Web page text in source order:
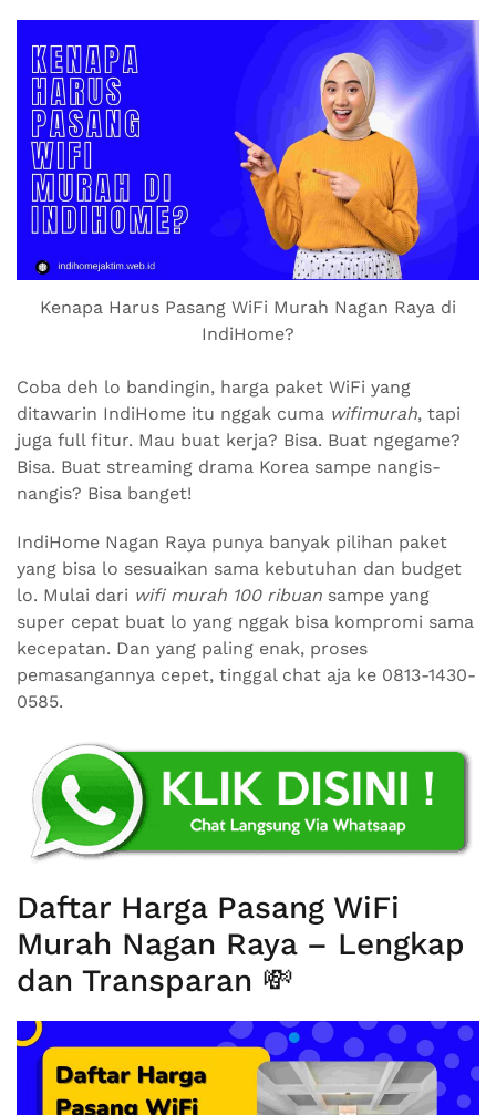
Kenapa Harus Pasang WiFi Murah Nagan Raya di
IndiHome?
Coba deh lo bandingin, harga paket WiFi yang
ditawarin IndiHome itu nggak cuma wifimurah, tapi
juga full fitur. Mau buat kerja? Bisa. Buat ngegame?
Bisa. Buat streaming drama Korea sampe nangis-
nangis? Bisa banget!
IndiHome Nagan Raya punya banyak pilihan paket
yang bisa lo sesuaikan sama kebutuhan dan budget
lo. Mulai dari wifi murah 100 ribuan sampe yang
super cepat buat lo yang nggak bisa kompromi sama
kecepatan. Dan yang paling enak, proses
pemasangannya cepet, tinggal chat aja ke 0813-1430-
0585.
Daftar Harga Pasang WiFi
Murah Nagan Raya – Lengkap
dan Transparan 💸